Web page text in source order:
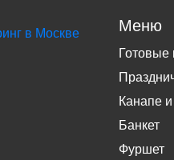
Меню
Готовые
Канапе и
Банкет
Фуршет